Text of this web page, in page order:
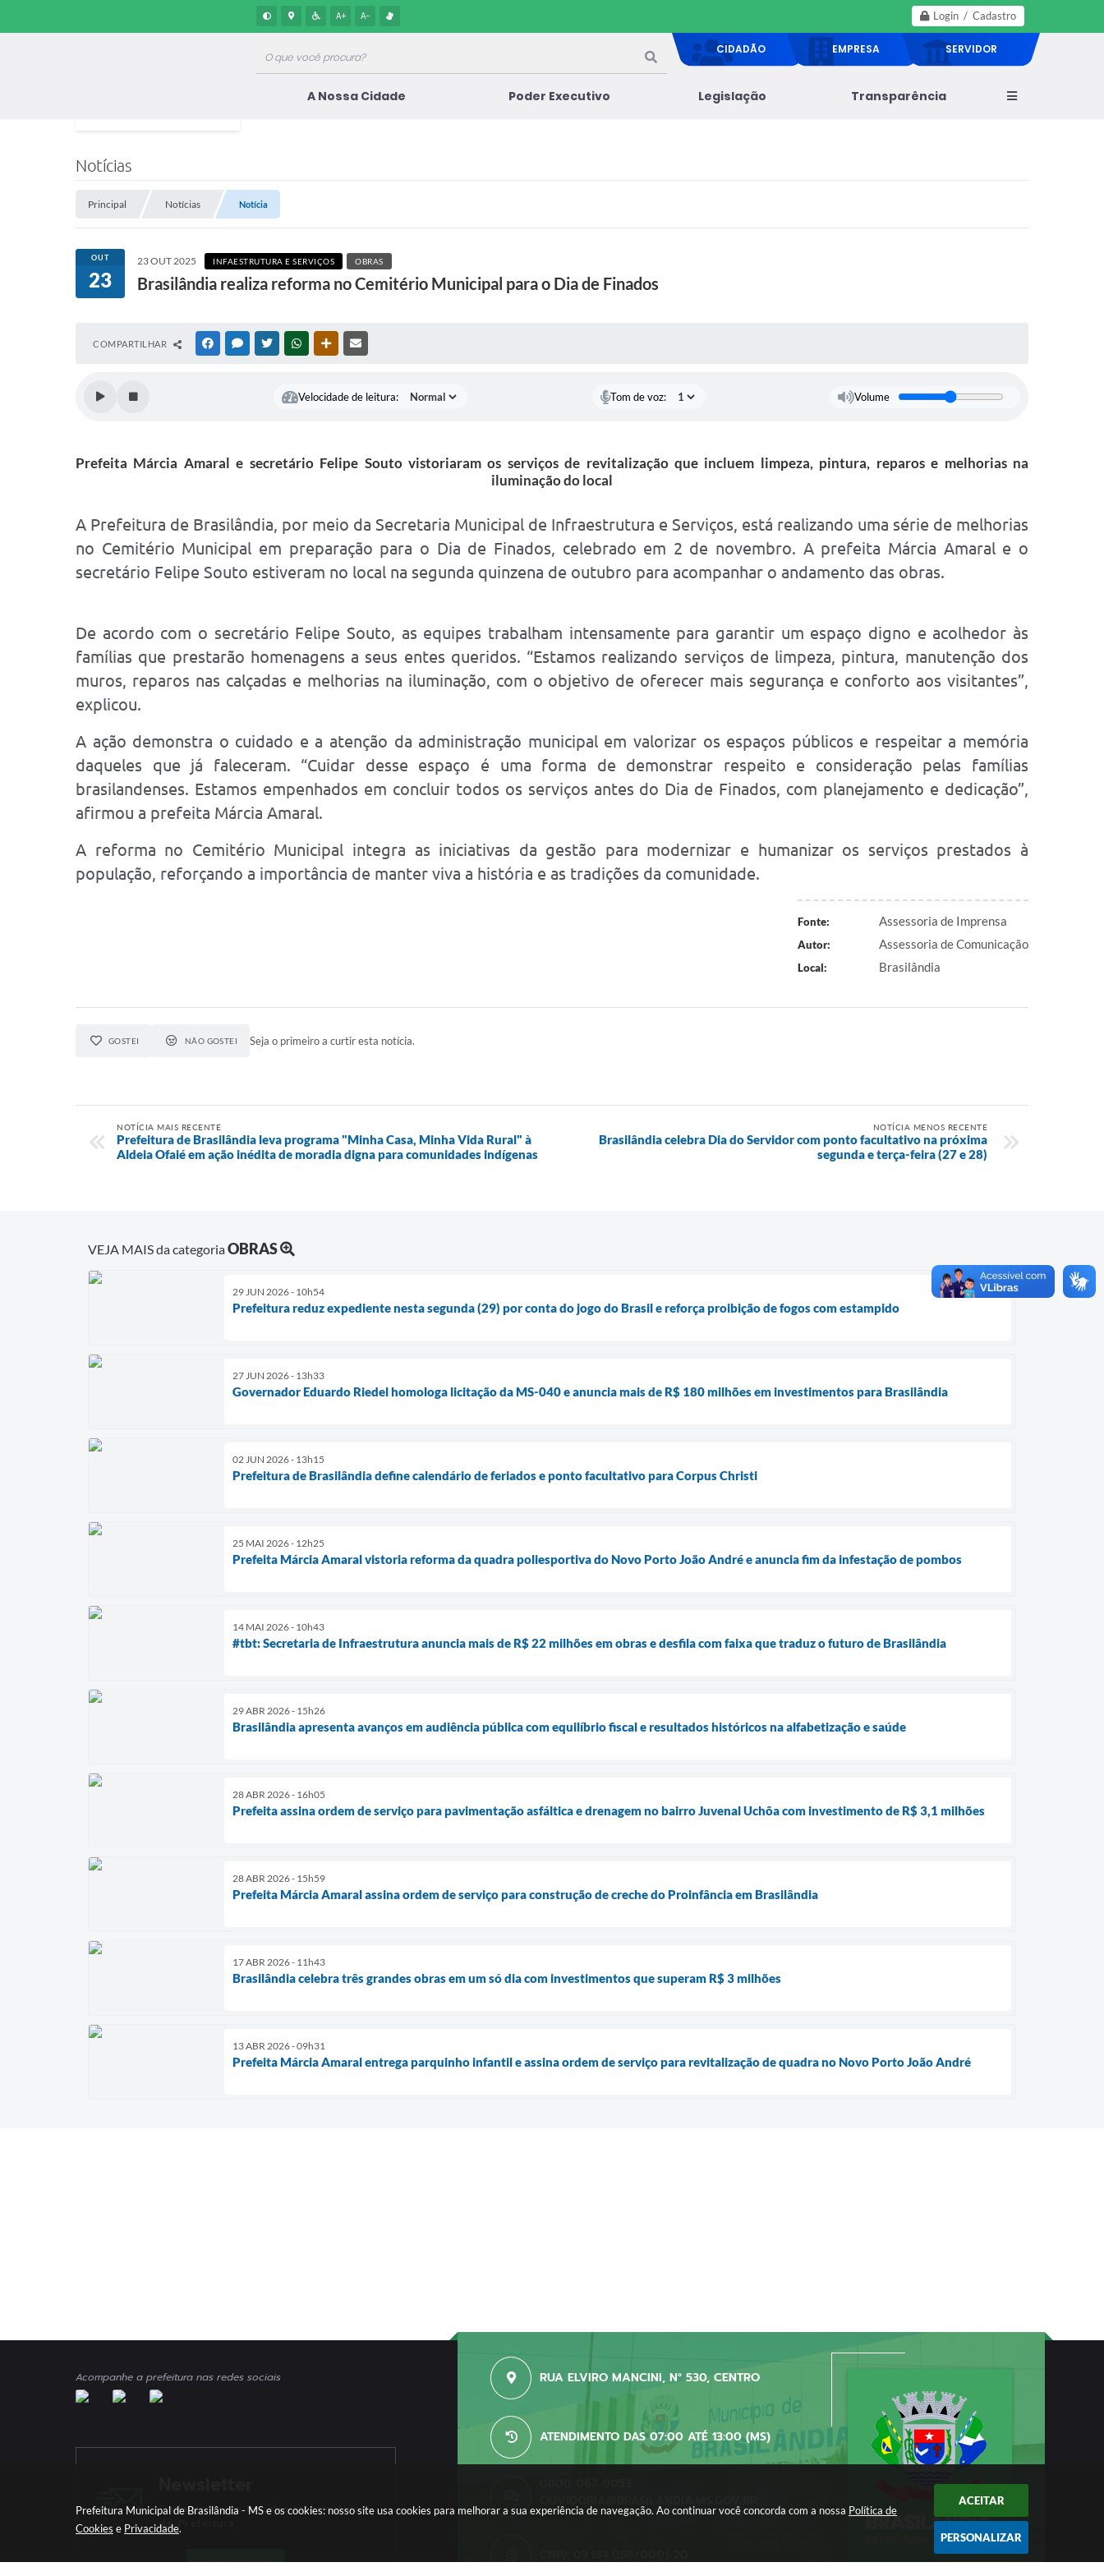
Prefeitura Municipal de Brasilândia - MS e os cookies: nosso site usa cookies para melhorar a sua experiência de navegação. Ao continuar você concorda com a nossa Política de
Cookies e Privacidade.
ACEITAR
PERSONALIZAR
Login / Cadastro
A+ A-
CIDADÃO EMPRESA SERVIDOR
A Nossa Cidade Poder Executivo Legislação Transparência
Notícias
Principal Notícias Notícia
OUT
23
23 OUT 2025 INFAESTRUTURA E SERVIÇOS OBRAS
Brasilândia realiza reforma no Cemitério Municipal para o Dia de Finados
COMPARTILHAR FACEBOOKMESSENGER
TWITTERWHATSAPPOUTRAS MÍDIAS
Velocidade de leitura: Tom de voz: Volume
Prefeita Márcia Amaral e secretário Felipe Souto vistoriaram os serviços de revitalização que incluem limpeza, pintura, reparos e melhorias na
iluminação do local
A Prefeitura de Brasilândia, por meio da Secretaria Municipal de Infraestrutura e Serviços, está realizando uma série de melhorias
no Cemitério Municipal em preparação para o Dia de Finados, celebrado em 2 de novembro. A prefeita Márcia Amaral e o
secretário Felipe Souto estiveram no local na segunda quinzena de outubro para acompanhar o andamento das obras.
De acordo com o secretário Felipe Souto, as equipes trabalham intensamente para garantir um espaço digno e acolhedor às
famílias que prestarão homenagens a seus entes queridos. “Estamos realizando serviços de limpeza, pintura, manutenção dos
muros, reparos nas calçadas e melhorias na iluminação, com o objetivo de oferecer mais segurança e conforto aos visitantes”,
explicou.
A ação demonstra o cuidado e a atenção da administração municipal em valorizar os espaços públicos e respeitar a memória
daqueles que já faleceram. “Cuidar desse espaço é uma forma de demonstrar respeito e consideração pelas famílias
brasilandenses. Estamos empenhados em concluir todos os serviços antes do Dia de Finados, com planejamento e dedicação”,
afirmou a prefeita Márcia Amaral.
A reforma no Cemitério Municipal integra as iniciativas da gestão para modernizar e humanizar os serviços prestados à
população, reforçando a importância de manter viva a história e as tradições da comunidade.
Fonte: Assessoria de Imprensa
Autor: Assessoria de Comunicação
Local: Brasilândia
GOSTEI NÃO GOSTEI Seja o primeiro a curtir esta notícia.
NOTÍCIA MAIS RECENTE
Prefeitura de Brasilândia leva programa "Minha Casa, Minha Vida Rural" à
Aldeia Ofaié em ação inédita de moradia digna para comunidades indígenas
NOTÍCIA MENOS RECENTE
Brasilândia celebra Dia do Servidor com ponto facultativo na próxima
segunda e terça-feira (27 e 28)
VEJA MAIS da categoriaOBRAS
29 JUN 2026 - 10h54
Prefeitura reduz expediente nesta segunda (29) por conta do jogo do Brasil e reforça proibição de fogos com estampido
27 JUN 2026 - 13h33
Governador Eduardo Riedel homologa licitação da MS-040 e anuncia mais de R$ 180 milhões em investimentos para Brasilândia
02 JUN 2026 - 13h15
Prefeitura de Brasilândia define calendário de feriados e ponto facultativo para Corpus Christi
25 MAI 2026 - 12h25
Prefeita Márcia Amaral vistoria reforma da quadra poliesportiva do Novo Porto João André e anuncia fim da infestação de pombos
14 MAI 2026 - 10h43
#tbt: Secretaria de Infraestrutura anuncia mais de R$ 22 milhões em obras e desfila com faixa que traduz o futuro de Brasilândia
29 ABR 2026 - 15h26
Brasilândia apresenta avanços em audiência pública com equilíbrio fiscal e resultados históricos na alfabetização e saúde
28 ABR 2026 - 16h05
Prefeita assina ordem de serviço para pavimentação asfáltica e drenagem no bairro Juvenal Uchôa com investimento de R$ 3,1 milhões
28 ABR 2026 - 15h59
Prefeita Márcia Amaral assina ordem de serviço para construção de creche do Proinfância em Brasilândia
17 ABR 2026 - 11h43
Brasilândia celebra três grandes obras em um só dia com investimentos que superam R$ 3 milhões
13 ABR 2026 - 09h31
Prefeita Márcia Amaral entrega parquinho infantil e assina ordem de serviço para revitalização de quadra no Novo Porto João André
Acompanhe a prefeitura nas redes sociais
Cadastre-se e Receba Informativos
da Prefeitura
CADASTRAR
RUA ELVIRO MANCINI, N° 530, CENTRO
ATENDIMENTO DAS 07:00 ATÉ 13:00 (MS)